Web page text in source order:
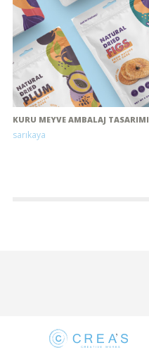
KURU MEYVE AMBALAJ TASARIMI
sarıkaya